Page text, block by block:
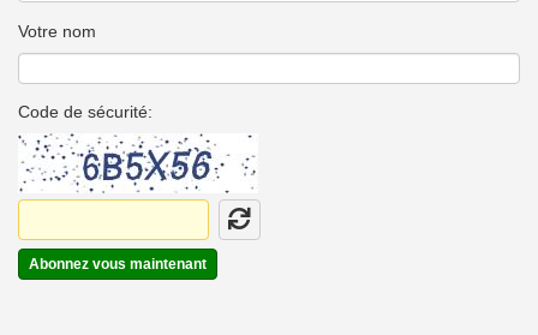
Votre nom
Code de sécurité:
